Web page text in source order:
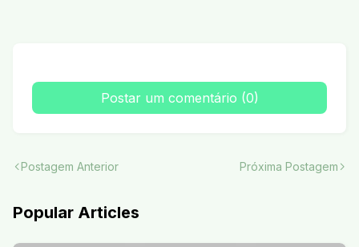
Postar um comentário (0)
Postagem Anterior Próxima Postagem
Popular Articles